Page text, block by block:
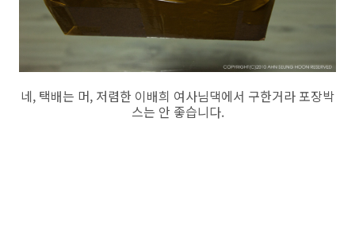
네, 택배는 머, 저렴한 이배희 여사님댁에서 구한거라 포장박
스는 안 좋습니다.